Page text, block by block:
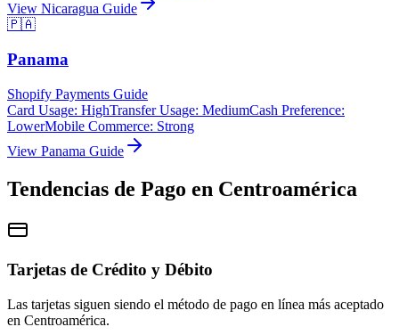
View Nicaragua Guide
🇵🇦
Panama
Shopify Payments Guide
Card Usage: HighTransfer Usage: MediumCash Preference:
LowerMobile Commerce: Strong
View Panama Guide
Tendencias de Pago en Centroamérica
Tarjetas de Crédito y Débito
Las tarjetas siguen siendo el método de pago en línea más aceptado
en Centroamérica.